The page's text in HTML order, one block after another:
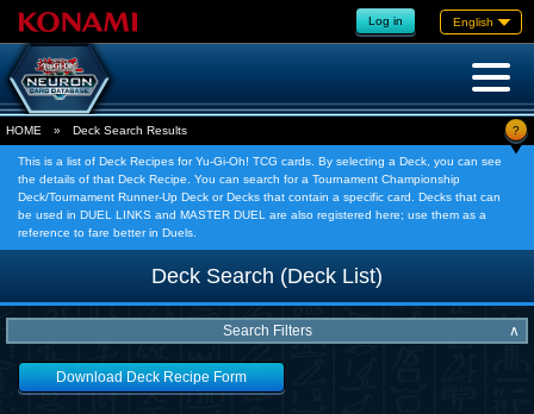
Log in English
HOME » Deck Search Results ?
This is a list of Deck Recipes for Yu-Gi-Oh! TCG cards. By selecting a Deck, you can see
the details of that Deck Recipe. You can search for a Tournament Championship
Deck/Tournament Runner-Up Deck or Decks that contain a specific card. Decks that can
be used in DUEL LINKS and MASTER DUEL are also registered here; use them as a
reference to fare better in Duels.
Deck Search (Deck List)
Search Filters ∧
Download Deck Recipe Form